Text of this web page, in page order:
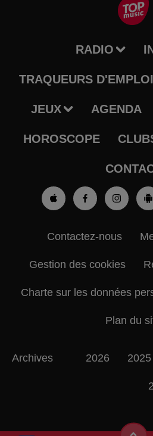
RADIO
TRAQUEURS D'EMPLOI
JEUX AGENDA
HOROSCOPE
Contactez-nous
Gestion des cookies
Charte sur les données
Plan du
Archives 2026 2025